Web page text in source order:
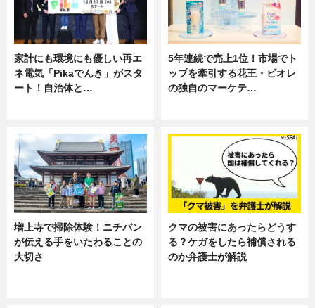
家計にも環境にも優しい再エ
ネ電気「Pikaでんき」がスタ
ート！自治体と…
5年連続で売上1位！市場でト
ップを牽引する花王・ビオレ
の独自のマーケテ…
増上寺で掃除体験！ニチバン
が伝える手をいたわることの
大切さ
クマの被害にあったらどうす
る？ケガをしたら補償される
のか弁護士が解説